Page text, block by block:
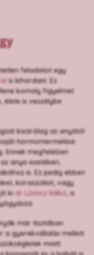
feladatot egy
is kihordani. Ez
komoly figyelmet
is veszélybe
kizárólag az anyától
hormontermelése
Ennek megfelelően
anya esetében,
is. Ez pedig ebben
koraszülést, vagy
ki dr. Lőrincz Ildikó, a
már tisztában
a gyerekvállalás mellett
miatt